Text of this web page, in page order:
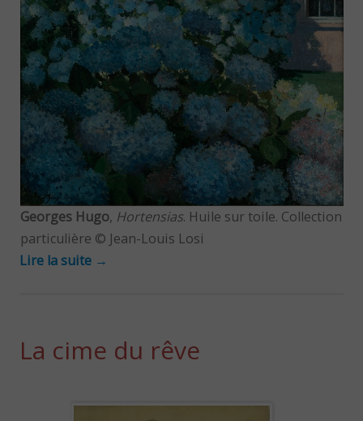
Georges Hugo, Hortensias. Huile sur toile. Collection
particulière © Jean-Louis Losi
Lire la suite →
La cime du rêve